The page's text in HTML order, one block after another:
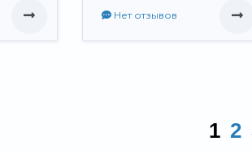
Нет отзывов
1 2